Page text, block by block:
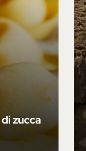
zucca